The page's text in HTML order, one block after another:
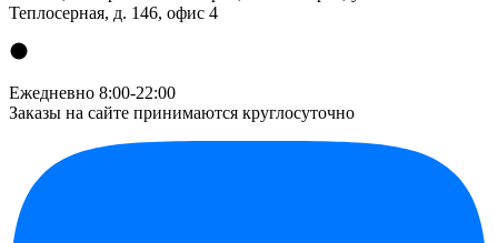
Теплосерная, д. 146, офис 4
Ежедневно 8:00-22:00
Заказы на сайте принимаются круглосуточно